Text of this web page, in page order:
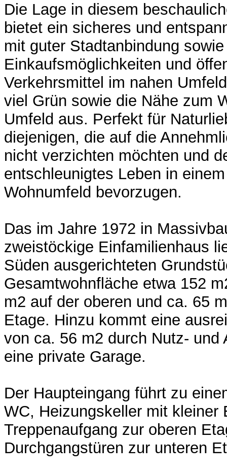
Die Lage in diesem
bietet ein sicheres und
mit guter Stadtanbindung sowie
Einkaufsmöglichkeiten und
Verkehrsmittel im nahen
viel Grün sowie die Nähe zum
Umfeld aus. Perfekt für
diejenigen, die auf die
nicht verzichten möchten und
entschleunigtes Leben in
Wohnumfeld bevorzugen.
Das im Jahre 1972 in
zweistöckige Einfamilienhaus
Süden ausgerichteten
Gesamtwohnfläche etwa 152
m2 auf der oberen und ca. 65
Etage. Hinzu kommt eine
von ca. 56 m2 durch Nutz- und
eine private Garage.
Der Haupteingang führt zu
WC, Heizungskeller mit kleiner
Treppenaufgang zur oberen
Durchgangstüren zur unteren